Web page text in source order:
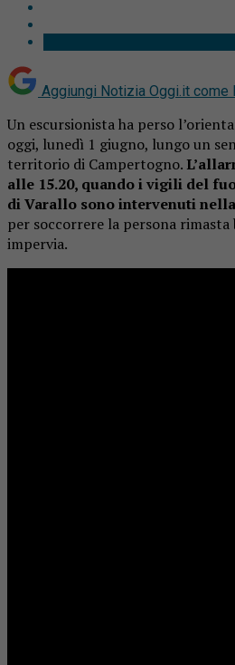
Aggiungi Notizia Oggi.it come
Un escursionista ha perso
oggi, lunedì 1 giugno, lungo un
territorio di Campertogno.
alle 15.20, quando i vigili del
di Varallo sono intervenuti
per soccorrere la persona rimasta
impervia.